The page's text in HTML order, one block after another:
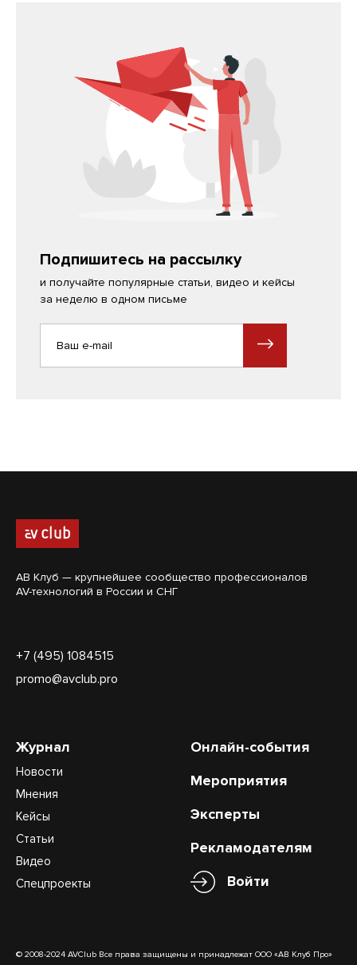
Подпишитесь на рассылку
и получайте популярные статьи, видео и кейсы
за неделю в одном письме
АВ Клуб — крупнейшее сообщество профессионалов
AV-технологий в России и СНГ
+7 (495) 1084515
promo@avclub.pro
Журнал
Новости
Мнения
Кейсы
Статьи
Видео
Спецпроекты
Онлайн-события
Мероприятия
Эксперты
Рекламодателям
Войти
© 2008-2024 AVClub Все права защищены и принадлежат ООО «АВ Клуб Про»